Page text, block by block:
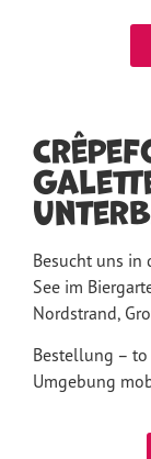
Besucht uns in
See im
Nordstrand,
Bestellung –
Umgebung